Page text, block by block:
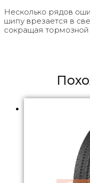
Несколько рядов
шипу врезается в
сокращая тормозной